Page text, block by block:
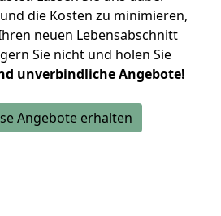
die Kosten zu minimieren,
neuen Lebensabschnitt
Sie nicht und holen Sie
unverbindliche Angebote!
Angebote erhalten